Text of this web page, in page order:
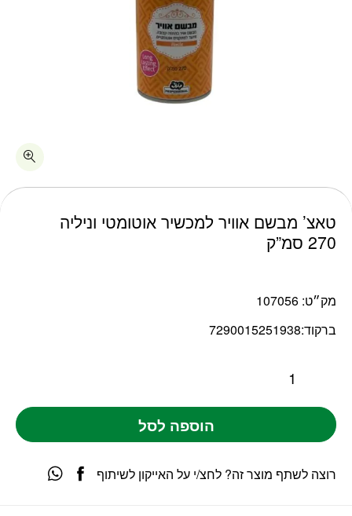
טאצ’ מבשם אוויר למכשיר אוטומטי וניליה
270 סמ”ק
מק״ט: 107056
ברקוד:7290015251938
כמות טאצ' מבשם אוויר למכשיר אוטומטי וניליה 270 סמ"ק
הוספה לסל
רוצה לשתף מוצר זה? לחצ/י על האייקון לשיתוף